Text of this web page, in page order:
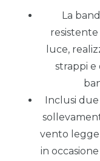
La
luce,
strappi
Inclusi
vento
in